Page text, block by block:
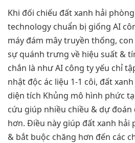
Khi đối chiếu đất xanh hải
technology chuẩn bị giống AI
máy đám mây truyền thống,
sự quánh trưng về hiệu suất &
chắn là như AI công ty yếu chỉ
nhật độc ác liệu 1-1 côi, đất
diện tích Khủng mô hình phức
cứu giúp nhiều chiều & dự
hơn. Điều này giúp đất xanh hải
& bắt buộc chăng hơn đến các